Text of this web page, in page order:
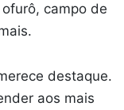
campo de
destaque.
aos mais